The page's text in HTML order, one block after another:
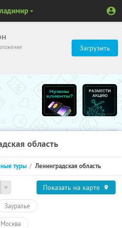
Загрузить
область
туры Ленинградская область
Показать на карте
Зауралье
Москва